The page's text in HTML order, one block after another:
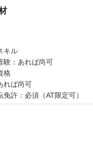
キル
験：あれば尚可
格
れば尚可
免許：必須（AT限定可）